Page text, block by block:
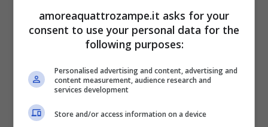
riscontrata dai veterinari dai primi mesi di vita
all’età adulta.
Bull francese albino: perché è
una moda pericolosa
amoreaquattrozampe.it asks for your
consent to use your personal data for the
following purposes:
Personalised advertising and content, advertising and
content measurement, audience research and
services development
Store and/or access information on a device